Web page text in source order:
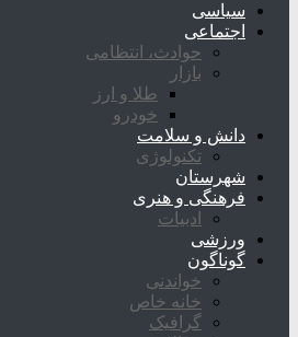
سیاسی
اجتماعی
حوادث، انتظامی
بازار
طلا و ارز
خودرو
دانش و سلامت
تکنولوژی
شهرستان
فرهنگی و هنری
ادبیات
ورزشی
گوناگون
خواندنی
خانه خاص
گرافیک